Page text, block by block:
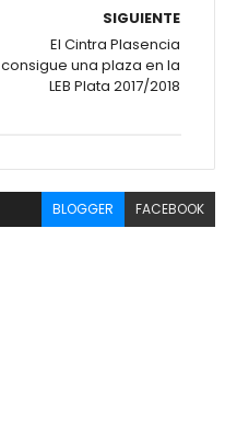
SIGUIENTE
El Cintra Plasencia
consigue una plaza en la
LEB Plata 2017/2018
BLOGGER FACEBOOK